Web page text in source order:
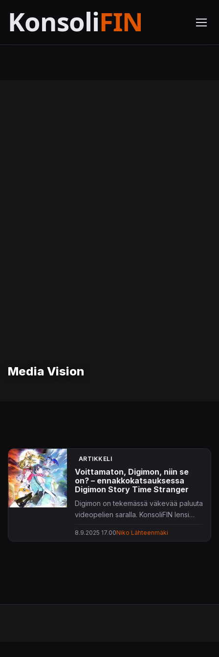
Media Vision
ARTIKKELI
Voittamaton, Digimon, niin se
on? – ennakkokatsauksessa
Digimon Story Time Stranger
Digimon on tekemässä väkevää paluuta
videopelien saralla. KonsoliFIN lensi
ennakkoon tulevaa Digimon Story Time
8.9.2025 17.00Niko Lähteenmäki